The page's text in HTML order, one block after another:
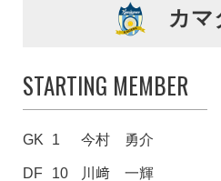
カマ
STARTING MEMBER
GK 1 今村 勇介
DF 10 川﨑 一輝